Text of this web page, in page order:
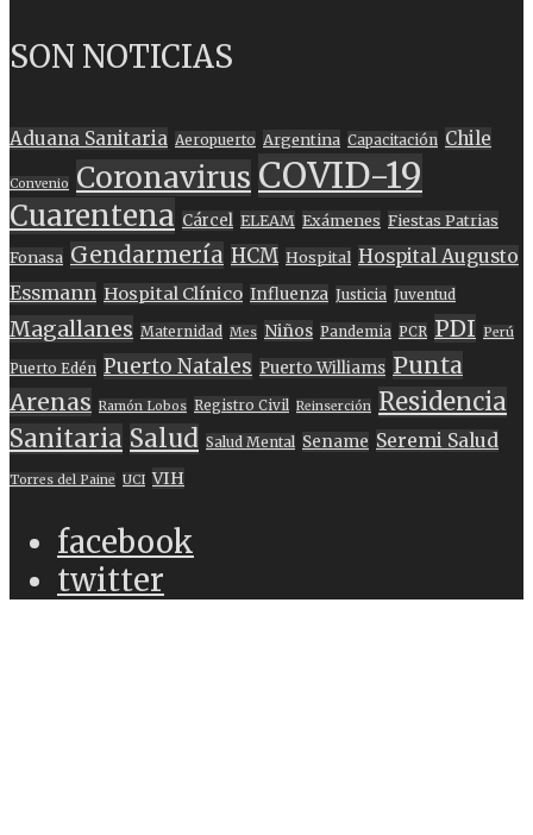
SON NOTICIAS
Aduana Sanitaria Aeropuerto Argentina Capacitación Chile
Convenio Coronavirus COVID-19
Cuarentena Cárcel ELEAM Exámenes Fiestas Patrias
Fonasa Gendarmería HCM Hospital Hospital Augusto
Essmann Hospital Clínico Influenza Justicia Juventud
Magallanes Maternidad Mes Niños Pandemia PCR PDI Perú
Puerto Edén Puerto Natales Puerto Williams Punta
Arenas Ramón Lobos Registro Civil Reinserción Residencia
Sanitaria Salud Salud Mental Sename Seremi Salud
Torres del Paine UCI VIH
facebook
twitter